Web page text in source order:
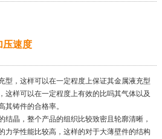
压速度
，这样可以在一定程度上保证其金属液充型
这样可以在一定程度上有效的比吗其气体以及
其铸件的合格率。
晶，整个产品的组织比较致密且轮廓清晰，
力学性能比较高，这样的对于大薄壁件的结构